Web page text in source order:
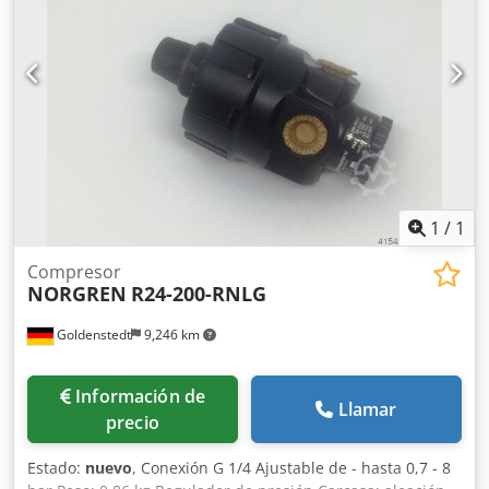
producción e integradores de procesos
1 / 1
Goldenstedt 9,246 km
Compresor
NORGREN R24-200-RNLG
Información de
precio
Llamar
Estado: nuevo, Conexión G 1/4 Ajustable de - hasta 0,7 - 8